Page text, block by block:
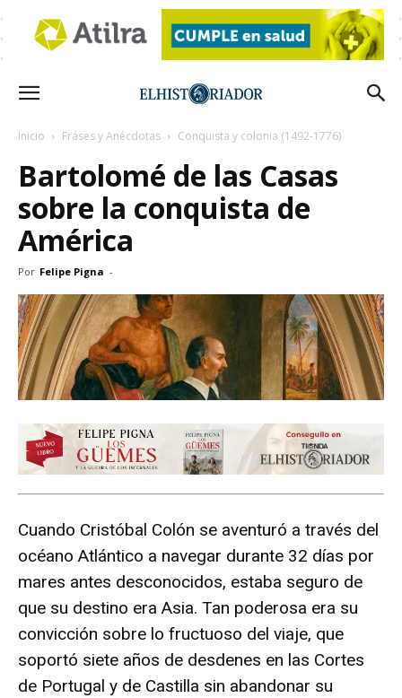
Inicio Fráses y Anécdotas Conquista y colonia (1492-1776)
Bartolomé de las Casas
sobre la conquista de
América
Por Felipe Pigna -
Cuando Cristóbal Colón se aventuró a través del
océano Atlántico a navegar durante 32 días por
mares antes desconocidos, estaba seguro de
que su destino era Asia. Tan poderosa era su
convicción sobre lo fructuoso del viaje, que
soportó siete años de desdenes en las Cortes
de Portugal y de Castilla sin abandonar su